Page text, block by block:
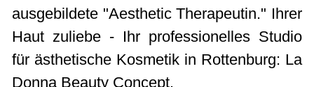
ausgebildete "Aesthetic Therapeutin." Ihrer
Haut zuliebe - Ihr professionelles Studio
für ästhetische Kosmetik in Rottenburg: La
Donna Beauty Concept.